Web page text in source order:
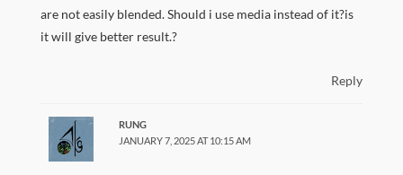
are not easily blended. Should i use media instead of it?is
it will give better result.?
Reply
RUNG
JANUARY 7, 2025 AT 10:15 AM